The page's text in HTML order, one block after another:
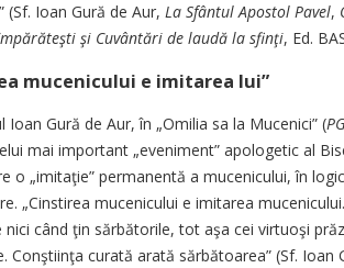
(Sf. Ioan Gură de Aur, La Sfântul Apostol Pavel,
şi Cuvântări de laudă la sfinţi, Ed.
mucenicului e imitarea lui”
Ioan Gură de Aur, în „Omilia sa la Mucenici” (PG
mai important „eveniment” apologetic al
o „imitaţie” permanentă a mucenicului, în
„Cinstirea mucenicului e imitarea
nici când ţin sărbătorile, tot aşa cei virtuoşi
Conştiinţa curată arată sărbătoarea” (Sf. Ioan